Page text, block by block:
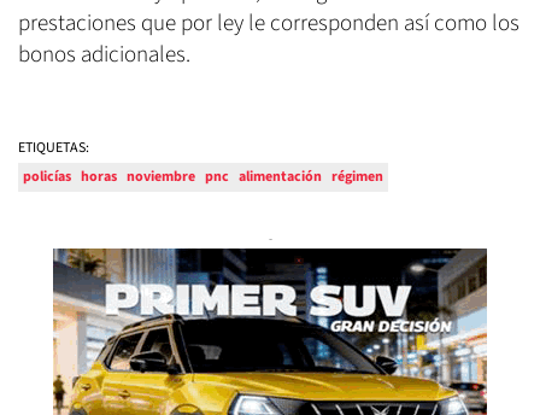
prestaciones que por ley le corresponden así como los
bonos adicionales.
ETIQUETAS:
policías horas noviembre pnc alimentación régimen